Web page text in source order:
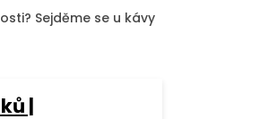
Sejděme se u kávy
|